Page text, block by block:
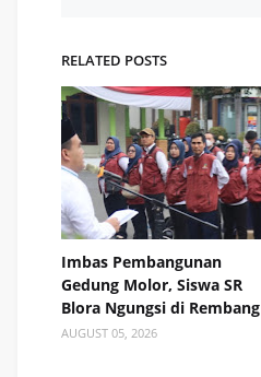
RELATED POSTS
Imbas Pembangunan
Gedung Molor, Siswa SR
Blora Ngungsi di Rembang
AUGUST 05, 2026